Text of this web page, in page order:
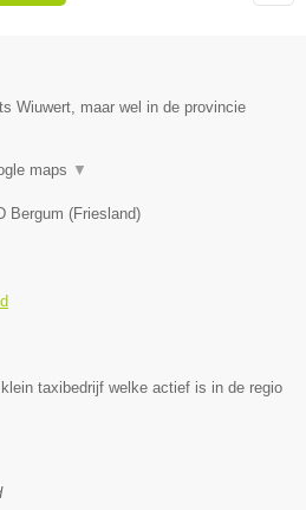
Wiuwert, maar wel in de provincie
maps ▼
Bergum (Friesland)
taxibedrijf welke actief is in de regio